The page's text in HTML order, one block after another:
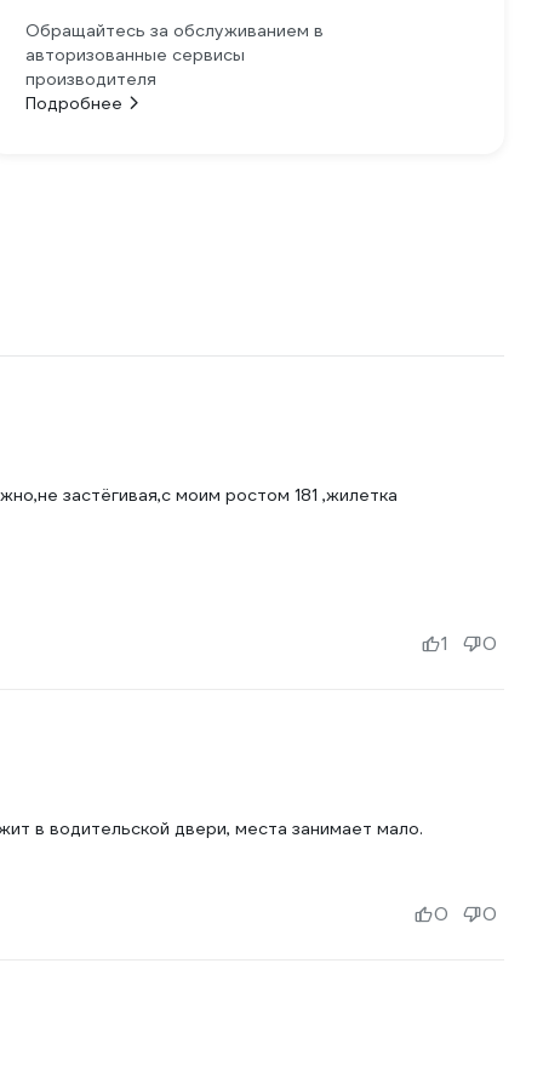
Обращайтесь за обслуживанием в
авторизованные сервисы
производителя
Подробнее
застёгивая,с моим ростом 181 ,жилетка
1 0
в водительской двери, места занимает мало.
0 0